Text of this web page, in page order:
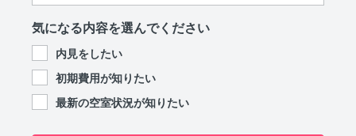
気になる内容を選んでください
内見をしたい
初期費用が知りたい
最新の空室状況が知りたい